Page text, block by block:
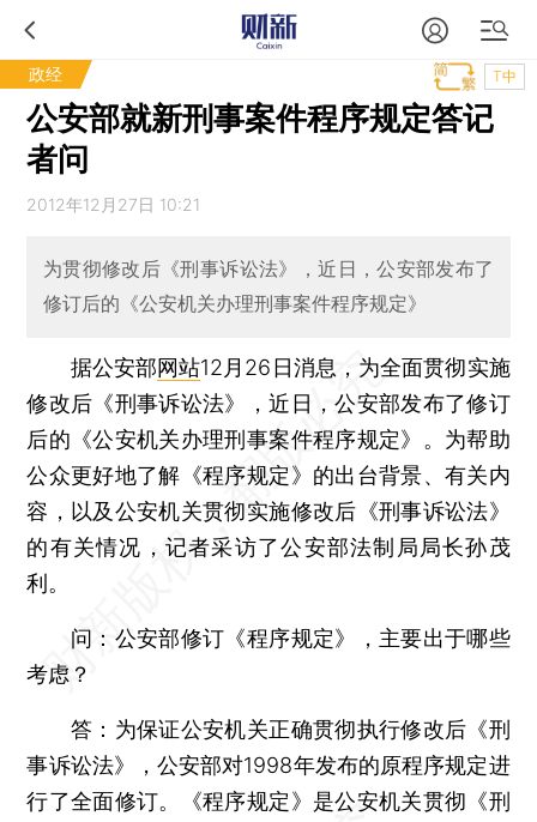
政经 T中
公安部就新刑事案件程序规定答记
者问
2012年12月27日 10:21
为贯彻修改后《刑事诉讼法》，近日，公安部发布了
修订后的《公安机关办理刑事案件程序规定》
据公安部网站12月26日消息，为全面贯彻实施
修改后《刑事诉讼法》，近日，公安部发布了修订
后的《公安机关办理刑事案件程序规定》。为帮助
公众更好地了解《程序规定》的出台背景、有关内
容，以及公安机关贯彻实施修改后《刑事诉讼法》
的有关情况，记者采访了公安部法制局局长孙茂
利。
问：公安部修订《程序规定》，主要出于哪些
考虑？
答：为保证公安机关正确贯彻执行修改后《刑
事诉讼法》，公安部对1998年发布的原程序规定进
行了全面修订。《程序规定》是公安机关贯彻《刑